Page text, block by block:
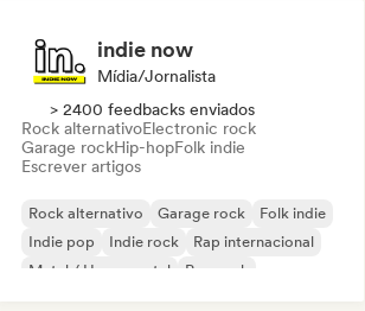
indie now
Mídia/Jornalista
> 2400 feedbacks enviados
Rock alternativoElectronic rock
Garage rockHip-hopFolk indie
Escrever artigos
Rock alternativo Garage rock
Folk indie
Indie pop
Indie rock
Rap internacional
Metal / Heavy metal
Pop rock